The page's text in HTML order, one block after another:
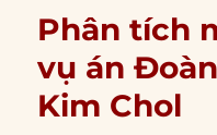
Phân tích
vụ án
Kim Chol